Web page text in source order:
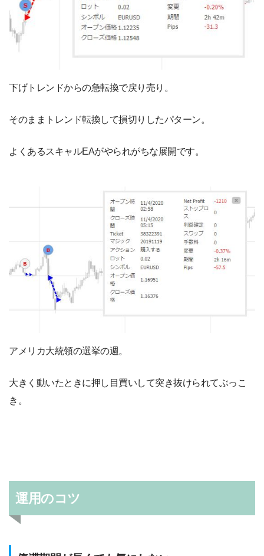
下げトレンドからの急転換で戻り売り。
そのままトレンド転換して損切りしたパターン。
よくあるスキャルEAがやられがちな展開です。
アメリカ大統領の選挙の週。
大きく動いたときに押し目買いして突き抜けられてぶっこ
き。
運用のコツ